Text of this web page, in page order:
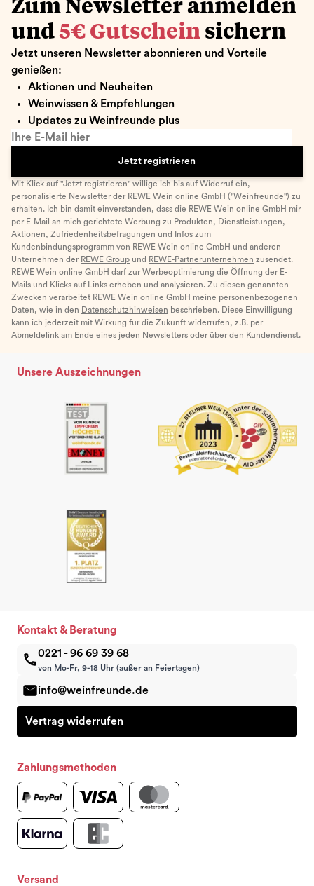
Zum Newsletter anmelden
und 5€ Gutschein sichern
Jetzt unseren Newsletter abonnieren und Vorteile
genießen:
Aktionen und Neuheiten
Weinwissen & Empfehlungen
Updates zu Weinfreunde plus
Ihre E-Mail hier
Jetzt registrieren
Mit Klick auf "Jetzt registrieren" willige ich bis auf Widerruf ein,
personalisierte Newsletter der REWE Wein online GmbH ("Weinfreunde") zu
erhalten. Ich bin damit einverstanden, dass die REWE Wein online GmbH mir
per E-Mail an mich gerichtete Werbung zu Produkten, Dienstleistungen,
Aktionen, Zufriedenheitsbefragungen und Infos zum
Kundenbindungsprogramm von REWE Wein online GmbH und anderen
Unternehmen der REWE Group und REWE-Partnerunternehmen zusendet.
REWE Wein online GmbH darf zur Werbeoptimierung die Öffnung der E-
Mails und Klicks auf Links erheben und analysieren. Zu diesen genannten
Zwecken verarbeitet REWE Wein online GmbH meine personenbezogenen
Daten, wie in den Datenschutzhinweisen beschrieben. Diese Einwilligung
kann ich jederzeit mit Wirkung für die Zukunft widerrufen, z.B. per
Abmeldelink am Ende eines jeden Newsletters oder über den Kundendienst.
Unsere Auszeichnungen
Kontakt & Beratung
0221 - 96 69 39 68
von Mo-Fr, 9-18 Uhr (außer an Feiertagen)
info@weinfreunde.de
Vertrag widerrufen
Zahlungsmethoden
Versand